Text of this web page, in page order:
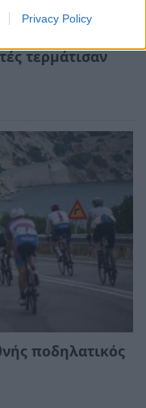
Privacy Policy
τερμάτισαν
ποδηλατικός